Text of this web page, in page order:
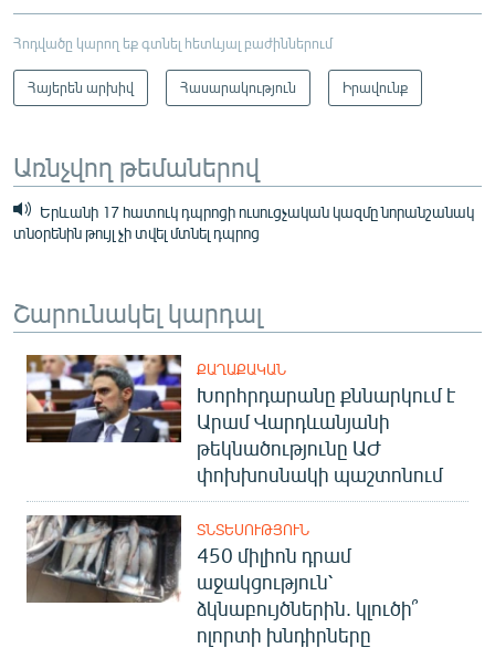
Հոդվածը կարող եք գտնել հետևյալ բաժիններում
Հայերեն արխիվ Հասարակություն Իրավունք
Առնչվող թեմաներով
Երևանի 17 հատուկ դպրոցի ուսուցչական կազմը նորանշանակ
տնօրենին թույլ չի տվել մտնել դպրոց
Շարունակել կարդալ
ՔԱՂԱՔԱԿԱՆ
Խորհրդարանը քննարկում է
Արամ Վարդևանյանի
թեկնածությունը ԱԺ
փոխխոսնակի պաշտոնում
ՏՆՏԵՍՈՒԹՅՈՒՆ
450 միլիոն դրամ
աջակցություն՝
ձկնաբույծներին. կլուծի՞
ոլորտի խնդիրները